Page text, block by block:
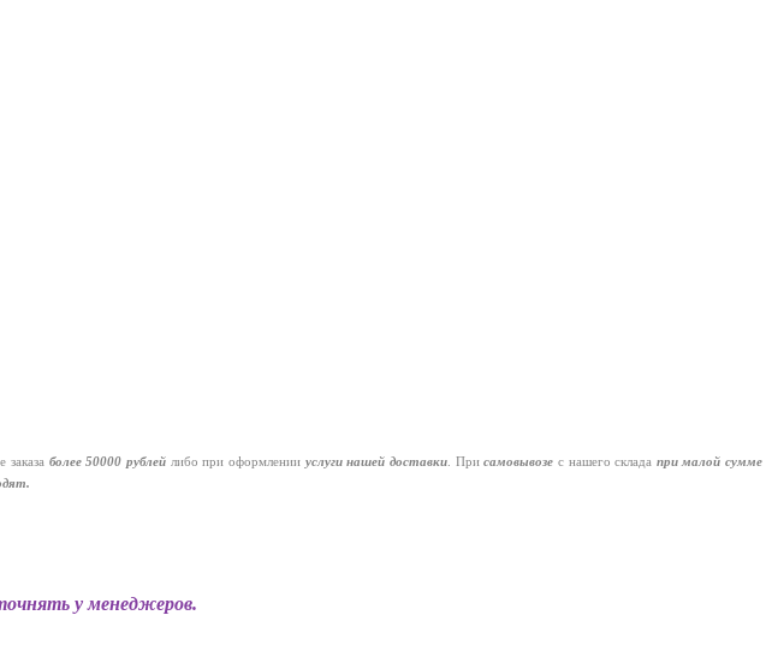
заказа более 50000 рублей либо при оформлении услуги нашей доставки. Присамовывозе с нашего склада при малой сумме
у менеджеров.